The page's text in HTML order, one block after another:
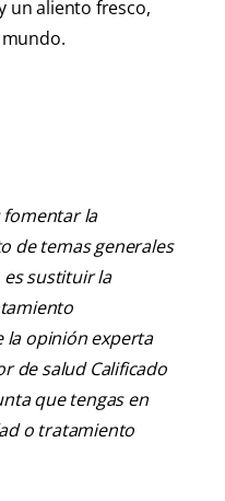
un aliento fresco,
fomentar la
de temas generales
sustituir la
la opinión experta
de salud Calificado
que tengas en
o tratamiento